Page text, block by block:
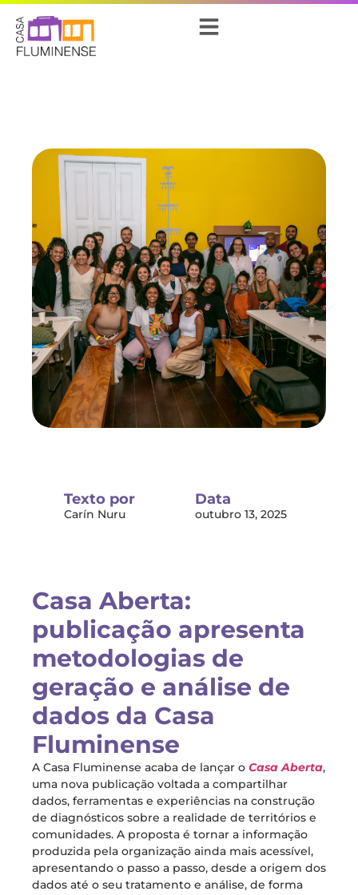
Texto por
Carín Nuru
Data
outubro 13, 2025
Casa Aberta:
publicação apresenta
metodologias de
geração e análise de
dados da Casa
Fluminense
A Casa Fluminense acaba de lançar o Casa Aberta,
uma nova publicação voltada a compartilhar
dados, ferramentas e experiências na construção
de diagnósticos sobre a realidade de territórios e
comunidades. A proposta é tornar a informação
produzida pela organização ainda mais acessível,
apresentando o passo a passo, desde a origem dos
dados até o seu tratamento e análise, de forma